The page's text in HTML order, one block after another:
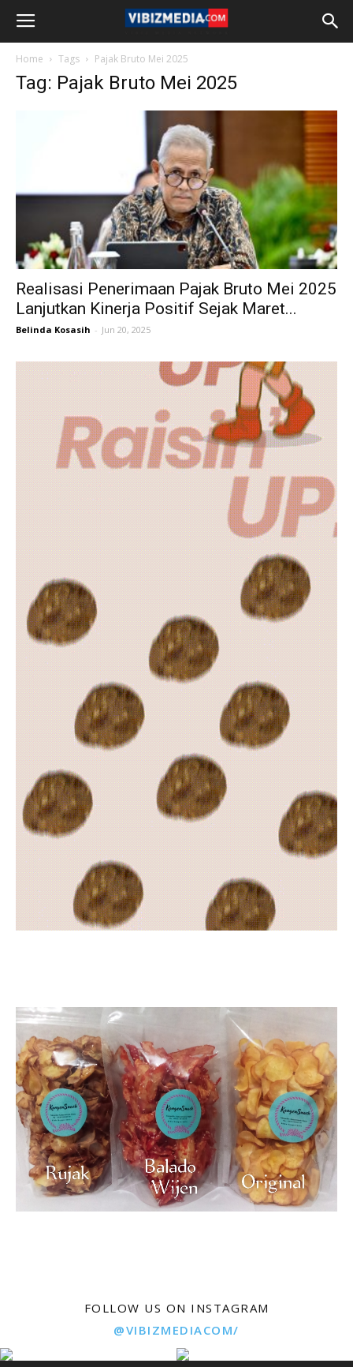
Home Tags Pajak Bruto Mei 2025
Tag: Pajak Bruto Mei 2025
Realisasi Penerimaan Pajak Bruto Mei 2025
Lanjutkan Kinerja Positif Sejak Maret...
Belinda Kosasih - Jun 20, 2025
FOLLOW US ON INSTAGRAM
@VIBIZMEDIACOM/